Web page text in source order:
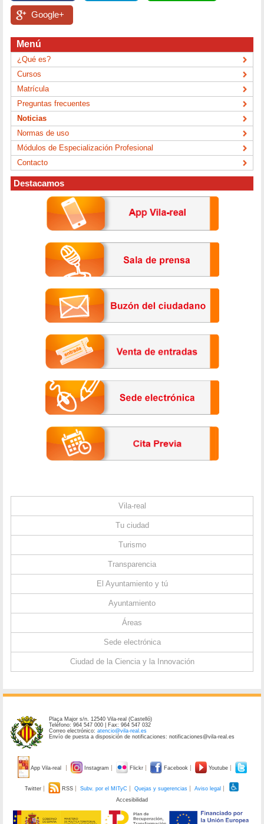
Google+
Menú
¿Qué es?
Cursos
Matrícula
Preguntas frecuentes
Noticias
Normas de uso
Módulos de Especialización Profesional
Contacto
Destacamos
Vila-real
Tu ciudad
Turismo
Transparencia
El Ayuntamiento y tú
Ayuntamiento
Áreas
Sede electrónica
Ciudad de la Ciencia y la Innovación
Plaça Major s/n. 12540 Vila-real (Castelló)
Teléfono: 964 547 000 | Fax: 964 547 032
Correo electrónico:atencio@vila-real.es
Envío de puesta a disposición de notificaciones: notificaciones@vila-real.es
App Vila-real Instagram Flickr Facebook Youtube
Twitter RSS Subv. por el MITyC Quejas y sugerencias
Aviso legal
Accesibilidad